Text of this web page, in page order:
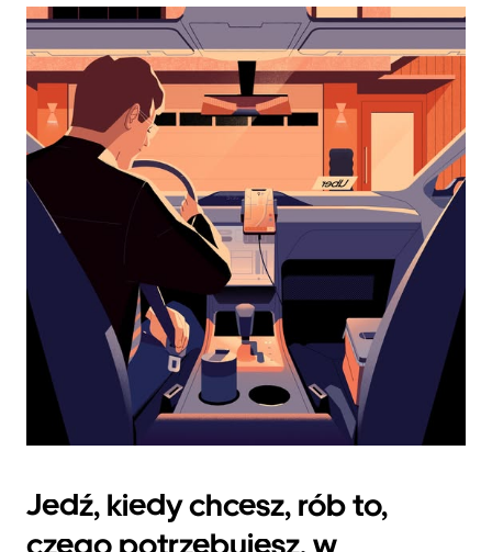
do
i wybrać
datę.
Naciśnij
klawisz
„Escape”,
aby
zamknąć
kalendarz.
Jedź, kiedy chcesz, rób to,
czego potrzebujesz, w